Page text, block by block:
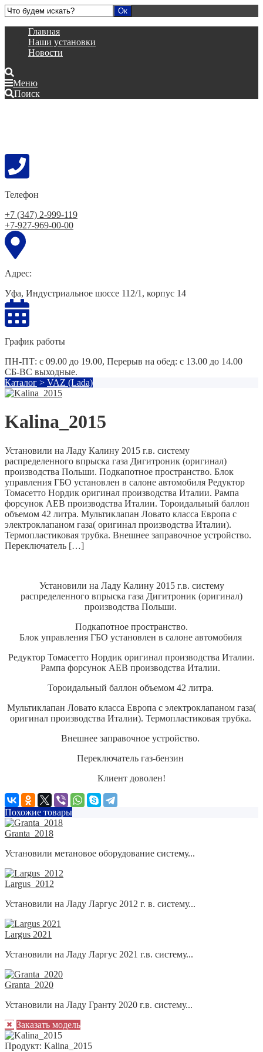
Главная
Наши установки
Новости
Меню
Поиск
Телефон
+7 (347) 2-999-119
+7-927-969-00-00
Адрес:
Уфа, Индустриальное шоссе 112/1, корпус 14
График работы
ПН-ПТ: с 09.00 до 19.00, Перерыв на обед: с 13.00 до 14.00
СБ-ВС выходные.
Каталог > VAZ (Lada)
Kalina_2015
Установили на Ладу Калину 2015 г.в. систему
распределенного впрыска газа Дигитроник (оригинал)
производства Польши. Подкапотное пространство. Блок
управления ГБО установлен в салоне автомобиля Редуктор
Томасетто Нордик оригинал производства Италии. Рампа
форсунок АЕВ производства Италии. Тороидальный баллон
объемом 42 литра. Мультиклапан Ловато класса Европа с
электроклапаном газа( оригинал производства Италии).
Термопластиковая трубка. Внешнее заправочное устройство.
Переключатель […]
Установили на Ладу Калину 2015 г.в. систему
распределенного впрыска газа Дигитроник (оригинал)
производства Польши.
Подкапотное пространство.
Блок управления ГБО установлен в салоне автомобиля
Редуктор Томасетто Нордик оригинал производства Италии.
Рампа форсунок АЕВ производства Италии.
Тороидальный баллон объемом 42 литра.
Мультиклапан Ловато класса Европа с электроклапаном газа(
оригинал производства Италии). Термопластиковая трубка.
Внешнее заправочное устройство.
Переключатель газ-бензин
Клиент доволен!
Похожие товары
Granta_2018
Установили метановое оборудование систему...
Largus_2012
Установили на Ладу Ларгус 2012 г. в. систему...
Largus 2021
Установили на Ладу Ларгус 2021 г.в. систему...
Granta_2020
Установили на Ладу Гранту 2020 г.в. систему...
Заказать модель
Продукт: Kalina_2015